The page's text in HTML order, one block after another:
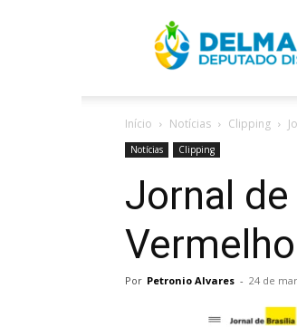
Início Notícias Clipping
Notícias Clipping
Jornal
Por Petronio Alvares - 24 de